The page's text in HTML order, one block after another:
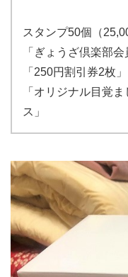
スタンプ50個（
「ぎょうざ倶楽部会
「250円割引券2枚」
「オリジナル目覚
ス」